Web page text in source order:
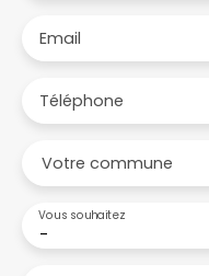
Email
Téléphone
Votre commune
-
Vous souhaitez